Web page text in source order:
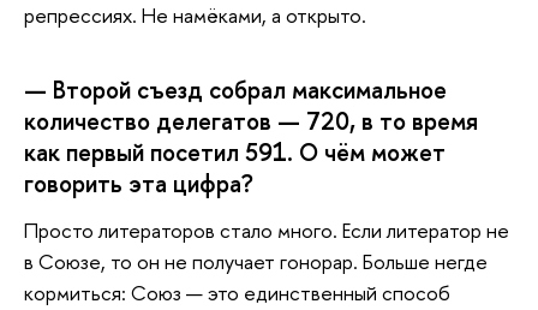
репрессиях. Не намёками, а открыто.
— Второй съезд собрал максимальное
количество делегатов — 720, в то время
как первый посетил 591. О чём может
говорить эта цифра?
Просто литераторов стало много. Если литератор не
в Союзе, то он не получает гонорар. Больше негде
кормиться: Союз — это единственный способ